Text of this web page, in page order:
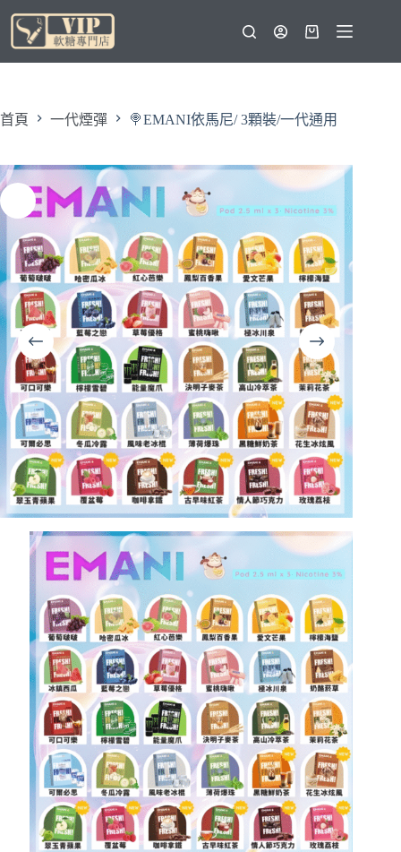
跳
容
購
物
首頁 一代煙彈 🍭EMANI依馬尼/ 3顆裝/一代通用